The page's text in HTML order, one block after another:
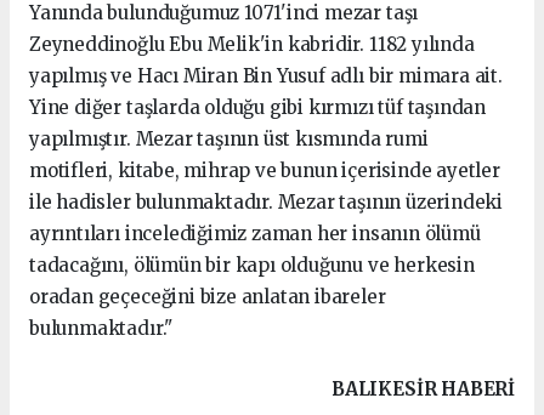
Yanında bulunduğumuz 1071'inci mezar taşı
Zeyneddinoğlu Ebu Melik'in kabridir. 1182 yılında
yapılmış ve Hacı Miran Bin Yusuf adlı bir mimara ait.
Yine diğer taşlarda olduğu gibi kırmızı tüf taşından
yapılmıştır. Mezar taşının üst kısmında rumi
motifleri, kitabe, mihrap ve bunun içerisinde ayetler
ile hadisler bulunmaktadır. Mezar taşının üzerindeki
ayrıntıları incelediğimiz zaman her insanın ölümü
tadacağını, ölümün bir kapı olduğunu ve herkesin
oradan geçeceğini bize anlatan ibareler
bulunmaktadır."
BALIKESIR HABERİ